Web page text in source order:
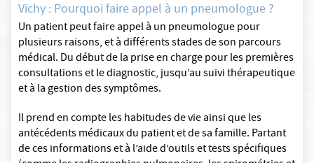
Vichy : Pourquoi faire appel à un pneumologue ?
Un patient peut faire appel à un pneumologue pour
plusieurs raisons, et à différents stades de son parcours
médical. Du début de la prise en charge pour les premières
consultations et le diagnostic, jusqu’au suivi thérapeutique
et à la gestion des symptômes.
Il prend en compte les habitudes de vie ainsi que les
antécédents médicaux du patient et de sa famille. Partant
de ces informations et à l’aide d’outils et tests spécifiques